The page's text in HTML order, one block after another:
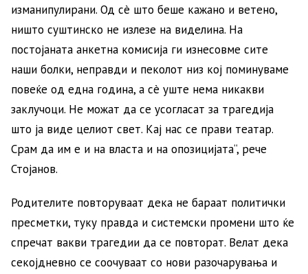
изманипулирани. Од сè што беше кажано и ветено,
ништо суштинско не излезе на виделина. На
постојаната анкетна комисија ги изнесовме сите
наши болки, неправди и пеколот низ кој поминуваме
повеќе од една година, а сè уште нема никакви
заклучоци. Не можат да се усогласат за трагедија
што ја виде целиот свет. Кај нас се прави театар.
Срам да им е и на власта и на опозицијата“, рече
Стојанов.
Родителите повторуваат дека не бараат политички
пресметки, туку правда и системски промени што ќе
спречат вакви трагедии да се повторат. Велат дека
секојдневно се соочуваат со нови разочарувања и